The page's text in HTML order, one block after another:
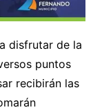
disfrutar de la
puntos
recibirán las